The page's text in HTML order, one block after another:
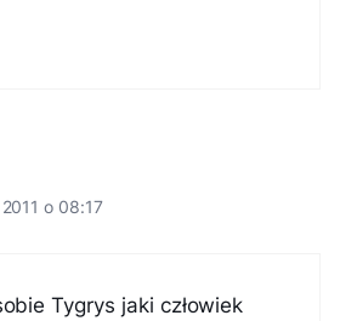
o 08:17
Tygrys jaki człowiek